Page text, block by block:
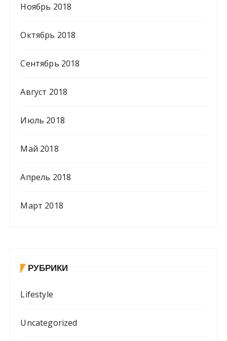
Ноябрь 2018
Октябрь 2018
Сентябрь 2018
Август 2018
Июль 2018
Май 2018
Апрель 2018
Март 2018
РУБРИКИ
Lifestyle
Uncategorized